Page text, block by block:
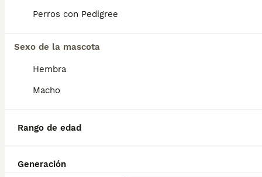
Perros con Pedigree
Sexo de la mascota
Hembra
Macho
Rango de edad
Generación
geográfica. Es fundamental acudir a
Informarse bien y comparar opciones antes
decisión.
características de un